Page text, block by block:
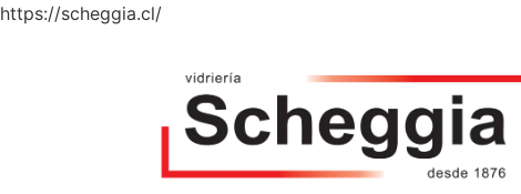
https://scheggia.cl/